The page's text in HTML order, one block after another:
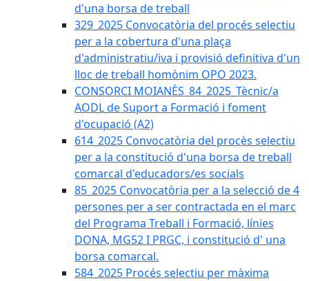
d'una borsa de treball
329_2025 Convocatòria del procés selectiu
per a la cobertura d'una plaça
d'administratiu/iva i provisió definitiva d'un
lloc de treball homònim OPO 2023.
CONSORCI MOIANÈS_84_2025_Tècnic/a
AODL de Suport a Formació i foment
d'ocupació (A2)
614_2025 Convocatòria del procès selectiu
per a la constitució d'una borsa de treball
comarcal d'educadors/es socials
85_2025 Convocatòria per a la selecció de 4
persones per a ser contractada en el marc
del Programa Treball i Formació, línies
DONA, MG52 I PRGC, i constitució d' una
borsa comarcal.
584_2025 Procés selectiu per màxima